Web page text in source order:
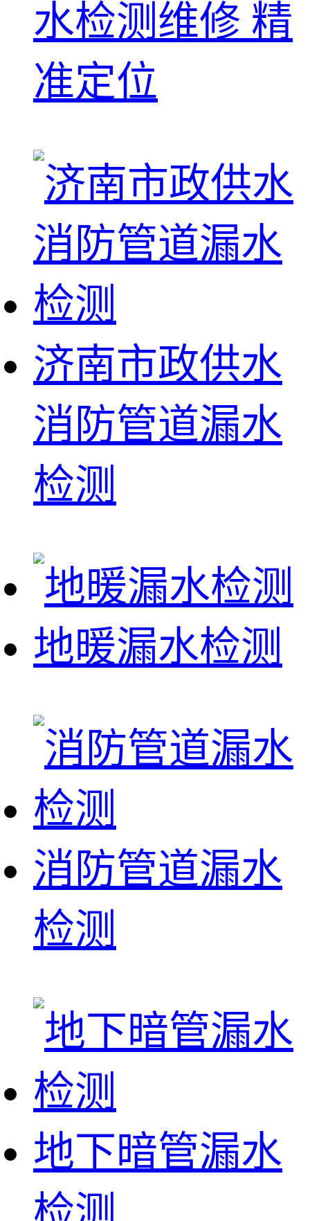
水检测维修 精
准定位
济南市政供水
消防管道漏水
检测
地暖漏水检测
消防管道漏水
检测
地下暗管漏水